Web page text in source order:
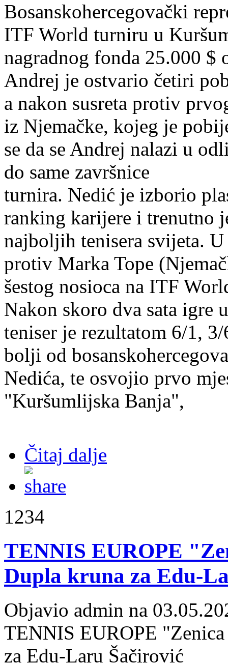
Bosanskohercegovački
ITF World turniru u
nagradnog fonda 25.000
Andrej je ostvario četiri
a nakon susreta protiv
iz Njemačke, kojeg je
se da se Andrej nalazi u
do same završnice
turnira. Nedić je izborio
ranking karijere i trenutno
najboljih tenisera svijeta.
protiv Marka Tope
šestog nosioca na ITF
Nakon skoro dva sata igre
teniser je rezultatom 6/1,
bolji od
Nedića, te osvojio prvo
"Kuršumlijska Banja",
Čitaj dalje
1234
TENNIS EUROPE
Dupla kruna za Edu-
Objavio admin na
TENNIS EUROPE
za Edu-Laru Šačirović